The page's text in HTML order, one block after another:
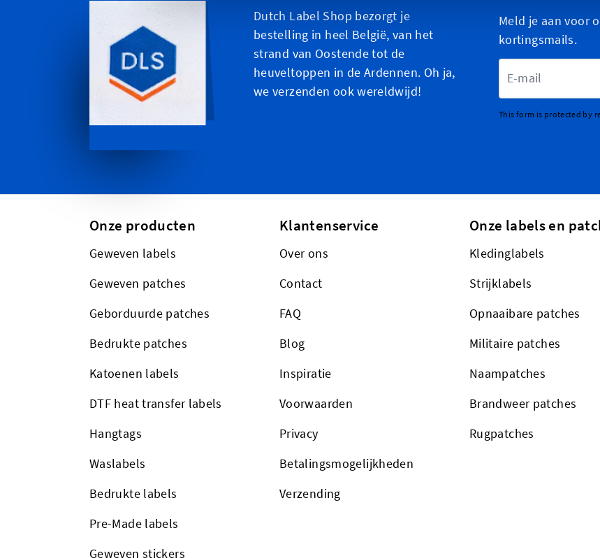
Dutch Label Shop bezorgt je
bestelling in heel België, van het
strand van Oostende tot de
heuveltoppen in de Ardennen. Oh ja,
we verzenden ook wereldwijd!
Meld je aan voor
kortingsmails.
This form is protected by
Onze producten
Geweven labels
Geweven patches
Geborduurde patches
Bedrukte patches
Katoenen labels
DTF heat transfer labels
Hangtags
Waslabels
Bedrukte labels
Pre-Made labels
Geweven stickers
Klantenservice
Over ons
Contact
FAQ
Blog
Inspiratie
Voorwaarden
Privacy
Betalingsmogelijkheden
Verzending
Onze labels en
Kledinglabels
Strijklabels
Opnaaibare patches
Militaire patches
Naampatches
Brandweer patches
Rugpatches